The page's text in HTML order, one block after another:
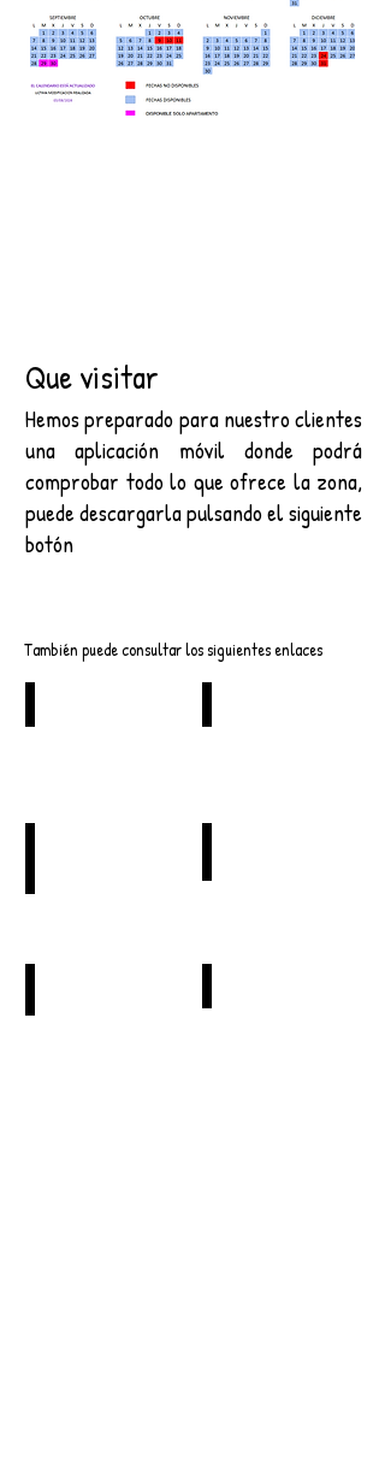
Que visitar
Hemos preparado para nuestro clientes
una aplicación móvil donde podrá
comprobar todo lo que ofrece la zona,
puede descargarla pulsando el siguiente
botón
También puede consultar los siguientes enlaces